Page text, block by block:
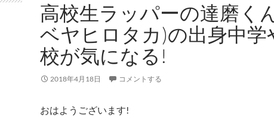
高校生ラッパーの達磨く
ベヤヒロタカ)の出身中学
校が気になる!
2018年4月18日 コメントする
おはようございます!